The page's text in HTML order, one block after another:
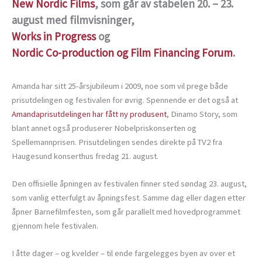
New Nordic Films, som går av stabelen 20. – 23.
august med filmvisninger,
Works in Progressog
Nordic Co-production og Film Financing Forum.
Amanda har sitt 25-årsjubileum i 2009, noe som vil prege både
prisutdelingen og festivalen for øvrig. Spennende er det også at
Amandaprisutdelingen har fått ny produsent, Dinamo Story, som
blant annet også produserer Nobelpriskonserten og
Spellemannprisen. Prisutdelingen sendes direkte på TV2 fra
Haugesund konserthus fredag 21. august.
Den offisielle åpningen av festivalen finner sted søndag 23. august,
som vanlig etterfulgt av åpningsfest. Samme dag eller dagen etter
åpner Barnefilmfesten, som går parallelt med hovedprogrammet
gjennom hele festivalen.
I åtte dager – og kvelder – til ende fargelegges byen av over et